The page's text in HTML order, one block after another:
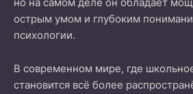
острым умом и глубоким
психологии.
В современном мире, где
становится всё более